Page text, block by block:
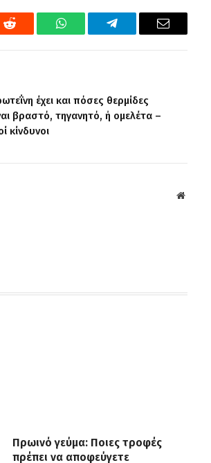
Reddit WhatsAppTelegram Email
έχει και πόσες θερμίδες
βραστό, τηγανητό, ή ομελέτα –
κίνδυνοι
Website
Πρωινό γεύμα: Ποιες τροφές
πρέπει να αποφεύγετε